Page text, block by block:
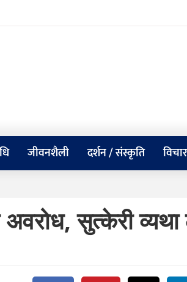
जीवनशैली दर्शन / संस्कृति विचार
अवरोध, सुत्केरी